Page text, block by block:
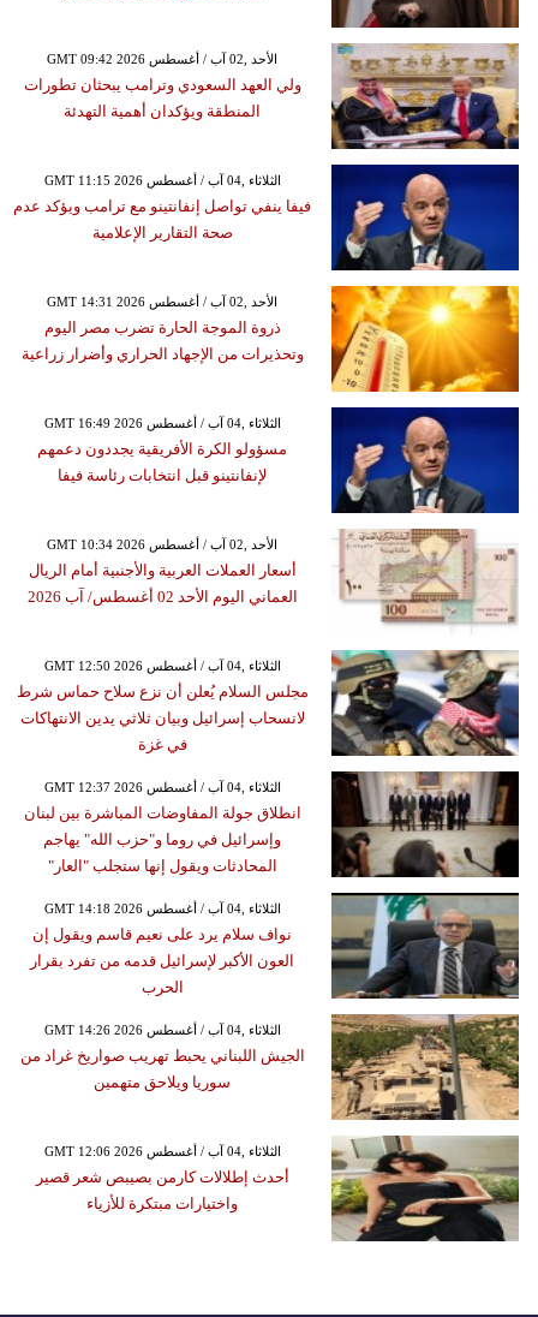
GMT 09:42 2026 الأحد ,02 آب / أغسطس
ولي العهد السعودي وترامب يبحثان تطورات
المنطقة ويؤكدان أهمية التهدئة
GMT 11:15 2026 الثلاثاء ,04 آب / أغسطس
فيفا ينفي تواصل إنفانتينو مع ترامب ويؤكد عدم
صحة التقارير الإعلامية
GMT 14:31 2026 الأحد ,02 آب / أغسطس
ذروة الموجة الحارة تضرب مصر اليوم
وتحذيرات من الإجهاد الحراري وأضرار زراعية
GMT 16:49 2026 الثلاثاء ,04 آب / أغسطس
مسؤولو الكرة الأفريقية يجددون دعمهم
لإنفانتينو قبل انتخابات رئاسة فيفا
GMT 10:34 2026 الأحد ,02 آب / أغسطس
أسعار العملات العربية والأجنبية أمام الريال
العماني اليوم الأحد 02 أغسطس/ آب 2026
GMT 12:50 2026 الثلاثاء ,04 آب / أغسطس
مجلس السلام يُعلن أن نزع سلاح حماس شرط
لانسحاب إسرائيل وبيان ثلاثي يدين الانتهاكات
في غزة
GMT 12:37 2026 الثلاثاء ,04 آب / أغسطس
انطلاق جولة المفاوضات المباشرة بين لبنان
وإسرائيل في روما و"حزب الله" يهاجم
المحادثات ويقول إنها ستجلب "العار"
GMT 14:18 2026 الثلاثاء ,04 آب / أغسطس
نواف سلام يرد على نعيم قاسم ويقول إن
العون الأكبر لإسرائيل قدمه من تفرد بقرار
الحرب
GMT 14:26 2026 الثلاثاء ,04 آب / أغسطس
الجيش اللبناني يحبط تهريب صواريخ غراد من
سوريا ويلاحق متهمين
GMT 12:06 2026 الثلاثاء ,04 آب / أغسطس
أحدث إطلالات كارمن بصيبص شعر قصير
واختيارات مبتكرة للأزياء